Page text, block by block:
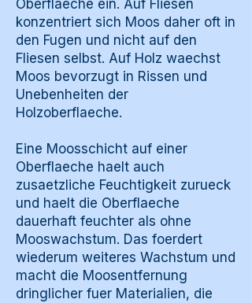
Oberflaeche ein. Auf Fliesen
konzentriert sich Moos daher oft in
den Fugen und nicht auf den
Fliesen selbst. Auf Holz waechst
Moos bevorzugt in Rissen und
Unebenheiten der
Holzoberflaeche.
Eine Moosschicht auf einer
Oberflaeche haelt auch
zusaetzliche Feuchtigkeit zurueck
und haelt die Oberflaeche
dauerhaft feuchter als ohne
Mooswachstum. Das foerdert
wiederum weiteres Wachstum und
macht die Moosentfernung
dringlicher fuer Materialien, die